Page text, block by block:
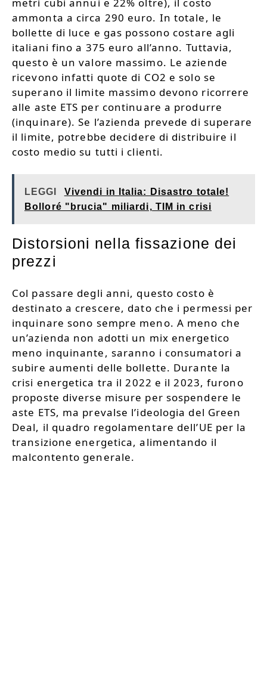
ammonta a circa 290 euro. In totale, le
bollette di luce e gas possono costare agli
italiani fino a 375 euro all’anno. Tuttavia,
questo è un valore massimo. Le aziende
ricevono infatti quote di CO2 e solo se
superano il limite massimo devono ricorrere
alle aste ETS per continuare a produrre
(inquinare). Se l’azienda prevede di superare
il limite, potrebbe decidere di distribuire il
costo medio su tutti i clienti.
LEGGI
Vivendi in Italia: Disastro totale!
Bolloré "brucia" miliardi, TIM in crisi
Distorsioni nella fissazione dei
prezzi
Col passare degli anni, questo costo è
destinato a crescere, dato che i permessi per
inquinare sono sempre meno. A meno che
un’azienda non adotti un mix energetico
meno inquinante, saranno i consumatori a
subire aumenti delle bollette. Durante la
crisi energetica tra il 2022 e il 2023, furono
proposte diverse misure per sospendere le
aste ETS, ma prevalse l’ideologia del Green
Deal, il quadro regolamentare dell’UE per la
transizione energetica, alimentando il
malcontento generale.